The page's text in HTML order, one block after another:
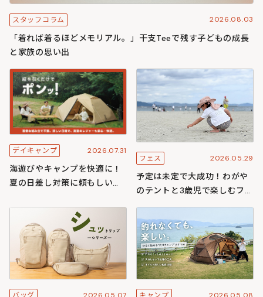
スタッフコラム 2026.08.03
「着れば着るほどメモリアル。」干支Teeで残す子どもの成長
と家族の思い出
デイキャンプ 2026.07.31
海遊びやキャンプを快適に！
夏の日差し対策に頼もしいワ
ズ
フェス 2026.05.29
予定は未定で大成功！わがや
のテントと3歳児で楽しむフェ
スキャンプ
2026.05.07 2026.05.08